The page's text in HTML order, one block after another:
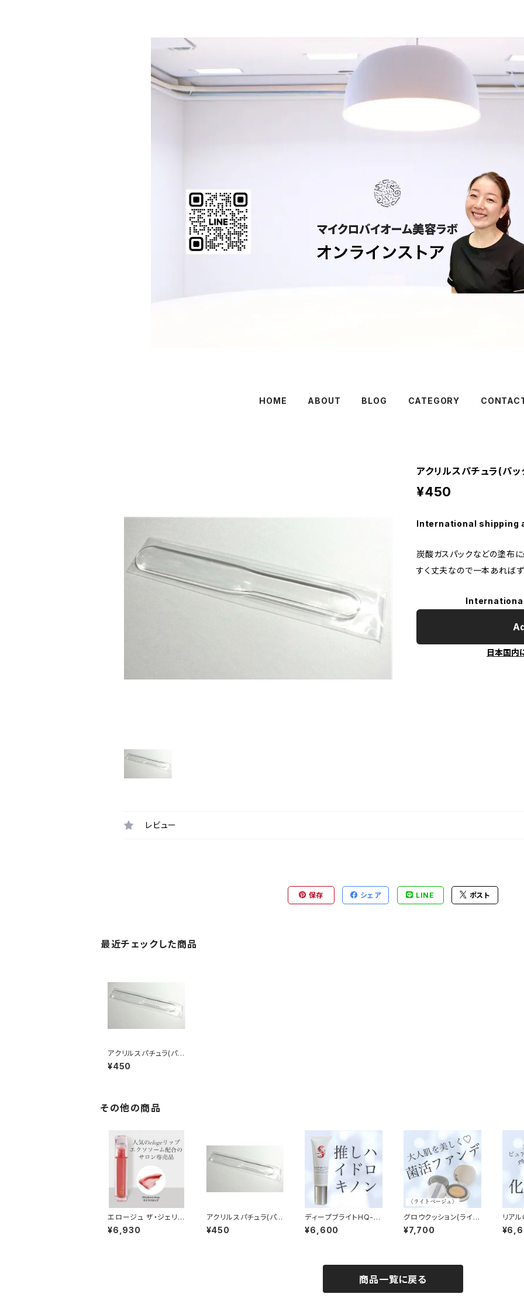
HOME ABOUT BLOG CATEGORY
アクリルスパチュラ(パ
¥450
International shipping
炭酸ガスパックなどの塗布
すく丈夫なので一本あれば
日本国内
レビュー
保存 シェア LINE ポスト
最近チェックした商品
アクリルスパチュラ(パッ
クの塗布などに最適で
す)
¥450
その他の商品
エロージュ ザ・ジェリー
リップセラム(サクラドロ
ップ)
¥6,930
アクリルスパチュラ(パッ
クの塗布などに最適で
す)
¥450
ディープブライトHQ-1.
9
¥6,600
グロウクッション(ライト
ベージュ)
¥7,700
リア
ション
商品一覧に戻る